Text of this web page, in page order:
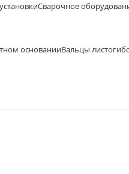
Сварочное
основанииВальцы